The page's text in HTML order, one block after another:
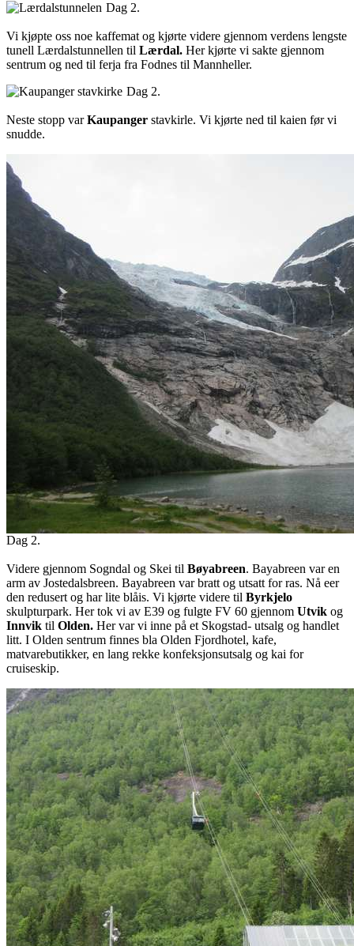
Dag 2.
Vi kjøpte oss noe kaffemat og kjørte videre gjennom verdens lengste
tunell Lærdalstunnellen til Lærdal. Her kjørte vi sakte gjennom
sentrum og ned til ferja fra Fodnes til Mannheller.
Dag 2.
Neste stopp varKaupanger stavkirle. Vi kjørte ned til kaien før vi
snudde.
Dag 2.
Videre gjennom Sogndal og Skei til Bøyabreen. Bayabreen var en
arm av Jostedalsbreen. Bayabreen var bratt og utsatt for ras. Nå eer
den redusert og har lite blåis. Vi kjørte videre til Byrkjelo
skulpturpark. Her tok vi av E39 og fulgte FV 60 gjennom Utvik og
Innvik til Olden. Her var vi inne på et Skogstad- utsalg og handlet
litt. I Olden sentrum finnes bla Olden Fjordhotel, kafe,
matvarebutikker, en lang rekke konfeksjonsutsalg og kai for
cruiseskip.